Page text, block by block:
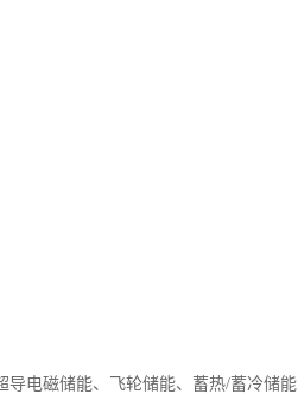
导电磁储能、飞轮储能、蓄热/蓄冷储